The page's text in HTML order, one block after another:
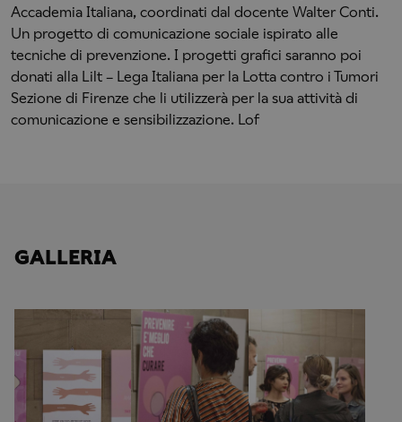
Accademia Italiana, coordinati dal docente Walter Conti.
Un progetto di comunicazione sociale ispirato alle
tecniche di prevenzione. I progetti grafici saranno poi
donati alla Lilt – Lega Italiana per la Lotta contro i Tumori
Sezione di Firenze che li utilizzerà per la sua attività di
comunicazione e sensibilizzazione. Lof
GALLERIA